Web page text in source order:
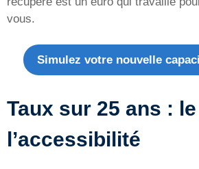
vous.
Simulez votre nouvelle
Taux sur 25 ans :
l’accessibilité